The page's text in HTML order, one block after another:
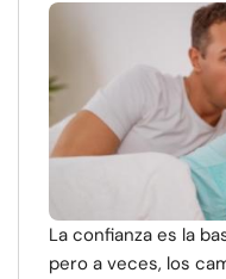
La confianza es la
pero a veces, los